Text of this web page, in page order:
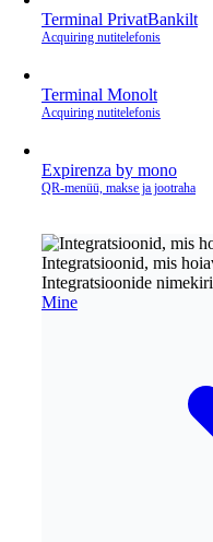
Terminal PrivatBankilt
Acquiring nutitelefonis
Terminal Monolt
Acquiring nutitelefonis
Expirenza by mono
QR‑menüü, makse ja jootraha
Integratsioonid, mis
Integratsioonide nimekiri
Mine